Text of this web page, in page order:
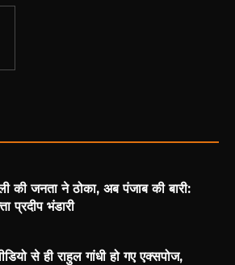
की जनता ने ठोका, अब पंजाब की बारी:
प्रदीप भंडारी
से ही राहुल गांधी हो गए एक्सपोज,